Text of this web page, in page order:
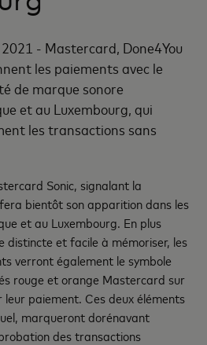
- Mastercard, Done4You
les paiements avec le
de marque sonore
et au Luxembourg, qui
les transactions sans
Sonic, signalant la
bientôt son apparition dans les
et au Luxembourg. En plus
distincte et facile à mémoriser, les
verront également le symbole
rouge et orange Mastercard sur
paiement. Ces deux éléments
marqueront dorénavant
des transactions